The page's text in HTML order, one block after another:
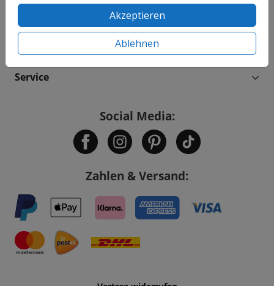
Akzeptieren
Ablehnen
Familie & Feiertage
Service
Social Media:
Zahlen & Versand: